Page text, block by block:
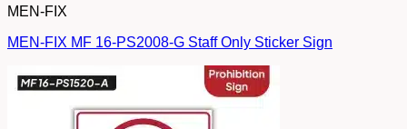
MEN-FIX
MEN-FIX MF 16-PS2008-G Staff Only Sticker Sign